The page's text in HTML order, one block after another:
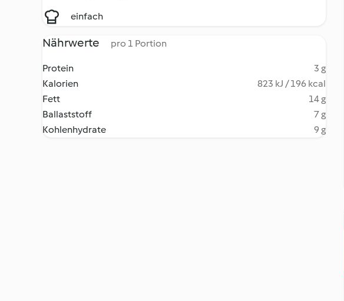
einfach
Nährwerte pro 1 Portion
Protein
3 g
Kalorien
823 kJ / 196 kcal
Fett
14 g
Ballaststoff
7 g
Kohlenhydrate
9 g